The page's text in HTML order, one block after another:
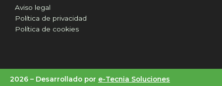
Aviso legal
Política de privacidad
Política de cookies
2026 – Desarrollado por e-Tecnia Soluciones